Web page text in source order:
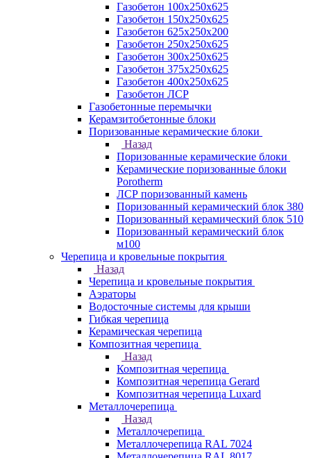
Газобетон 100х250х625
Газобетон 150х250х625
Газобетон 625х250х200
Газобетон 250х250х625
Газобетон 300х250х625
Газобетон 375х250х625
Газобетон 400х250х625
Газобетон ЛСР
Газобетонные перемычки
Керамзитобетонные блоки
Поризованные керамические блоки
Назад
Поризованные керамические блоки
Керамические поризованные блоки
Porotherm
ЛСР поризованный камень
Поризованный керамический блок 380
Поризованный керамический блок 510
Поризованный керамический блок
м100
Черепица и кровельные покрытия
Назад
Черепица и кровельные покрытия
Аэраторы
Водосточные системы для крыши
Гибкая черепица
Керамическая черепица
Композитная черепица
Назад
Композитная черепица
Композитная черепица Gerard
Композитная черепица Luxard
Металлочерепица
Назад
Металлочерепица
Металлочерепица RAL 7024